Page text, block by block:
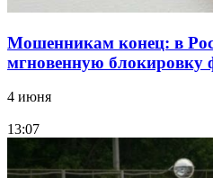
Мошенникам конец: в
мгновенную блокировку
4 июня
13:07